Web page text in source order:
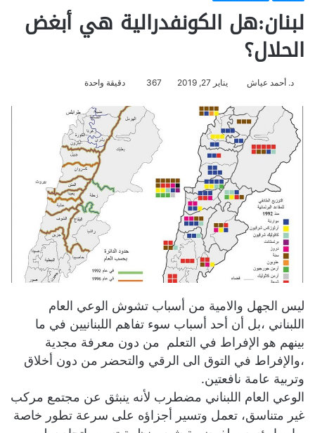
لبنان:هل الكونفدرالية هي أبغض
الحلال؟
د. أحمد عياش يناير 27, 2019 367 دقيقة واحدة
ليس الجهل والامية من أسباب تشوش الوعي العام
اللبناني ،بل أن أحد أسباب سوء تفاهم اللبنانيين في ما
بينهم هو الإفراط في التعلم من دون معرفة مجدية
،والإفراط في التوق الى الرقي والتحضر من دون أخلاق
وتربية عامة نافعتين.
الوعي العام اللبناني مضطرب لأنه ينبثق عن مجتمع مركب
غير متناسق، تعمل وتسير أجزاؤه على سرعة تطور خاصة